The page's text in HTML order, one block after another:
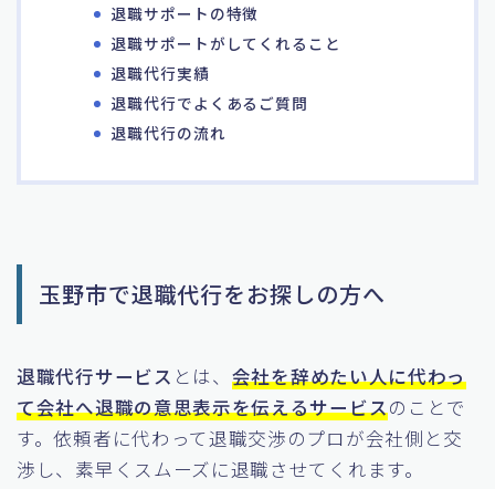
退職サポートの特徴
退職サポートがしてくれること
退職代行実績
退職代行でよくあるご質問
退職代行の流れ
玉野市で退職代行をお探しの方へ
退職代行サービス とは、 会社を辞めたい人に代わっ
て会社へ退職の意思表示を伝えるサービスのことで
す。依頼者に代わって退職交渉のプロが会社側と交
渉し、素早くスムーズに退職させてくれます。